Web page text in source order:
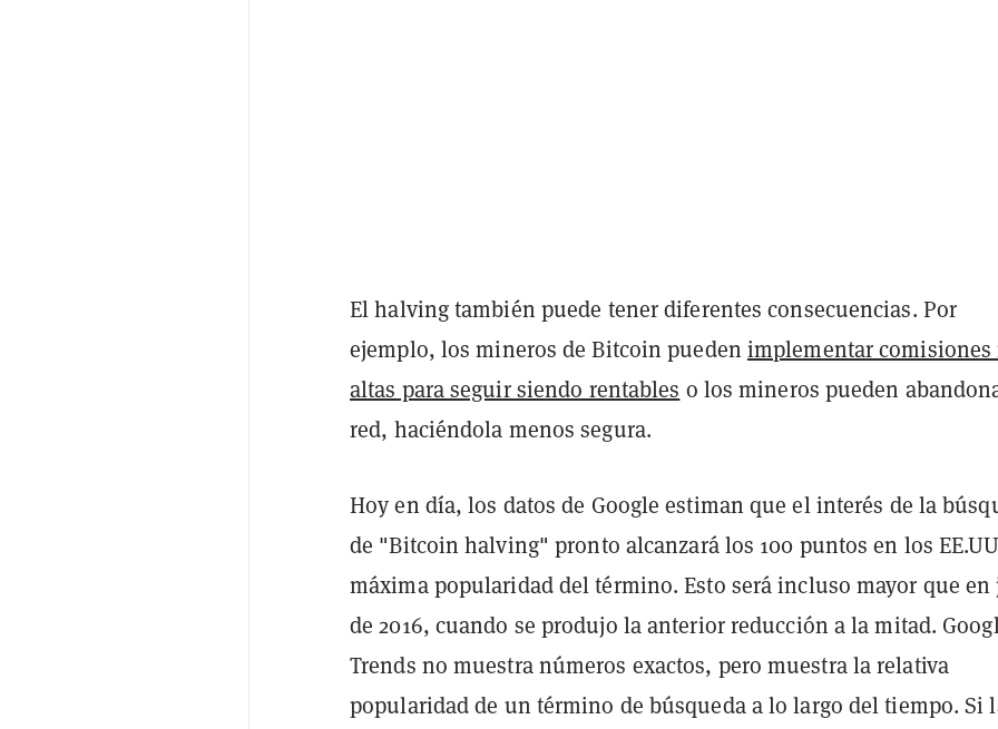
El halving también puede tener diferentes consecuencias. Por
ejemplo, los mineros de Bitcoin pueden implementar comisiones
altas para seguir siendo rentables o los mineros pueden
red, haciéndola menos segura.
Hoy en día, los datos de Google estiman que el interés de la
de "Bitcoin halving" pronto alcanzará los 100 puntos en los
máxima popularidad del término. Esto será incluso mayor que
de 2016, cuando se produjo la anterior reducción a la mitad.
Trends no muestra números exactos, pero muestra la relativa
popularidad de un término de búsqueda a lo largo del tiempo. Si